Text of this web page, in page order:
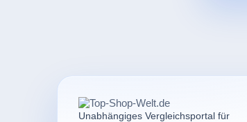
Unabhängiges Vergleichsportal für